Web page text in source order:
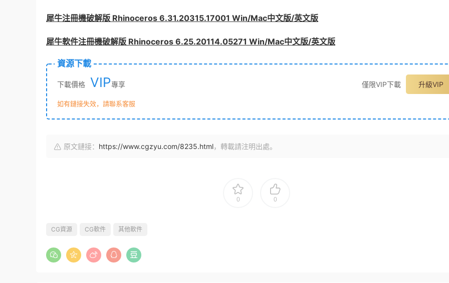
犀牛注冊機破解版 Rhinoceros 6.31.20315.17001 Win/Mac中文版/英文版
犀牛軟件注冊機破解版 Rhinoceros 6.25.20114.05271 Win/Mac中文版/英文版
資源下載
下載價格 VIP專享 僅限VIP下載 升級VIP
如有鏈接失效，請聯系客服
原文鏈接： https://www.cgzyu.com/8235.html，轉載請注明出處。
0 0
CG資源 CG軟件 其他軟件